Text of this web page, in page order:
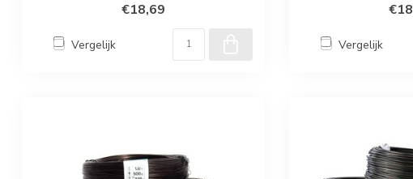
€18,69
Vergelijk Vergelijk